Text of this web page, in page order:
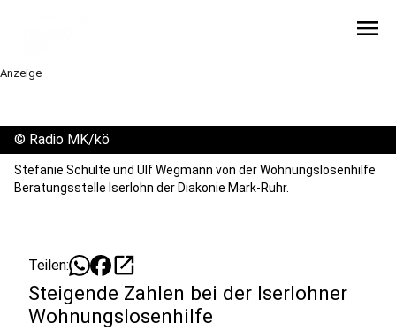
menu
Anzeige
© Radio MK/kö
Stefanie Schulte und Ulf Wegmann von der Wohnungslosenhilfe
Beratungsstelle Iserlohn der Diakonie Mark-Ruhr.
Teilen: open_in_new
Steigende Zahlen bei der Iserlohner
Wohnungslosenhilfe